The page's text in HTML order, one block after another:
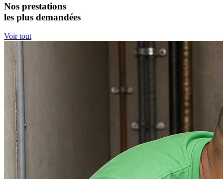
Nos prestations
les plus demandées
Voir tout